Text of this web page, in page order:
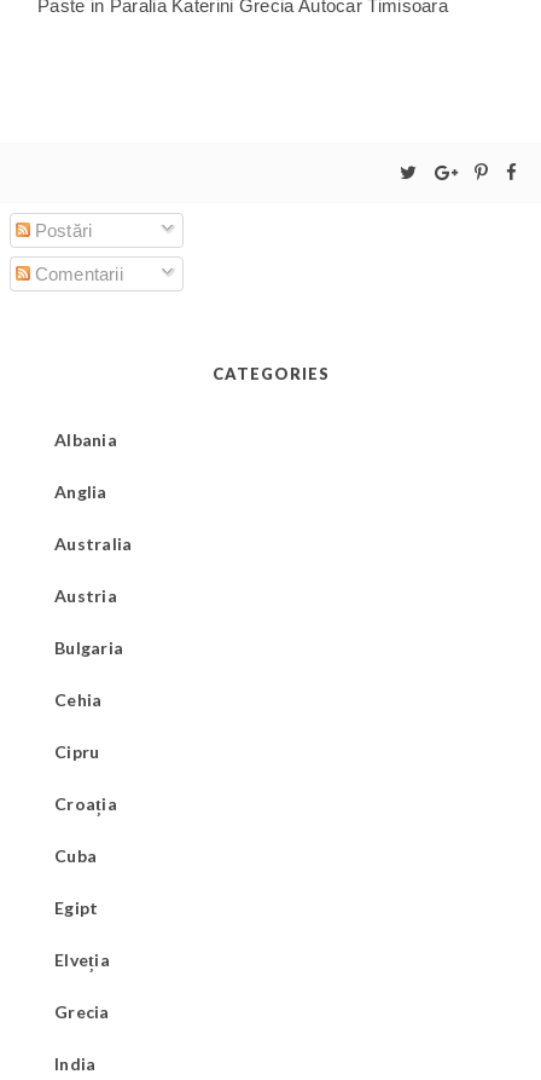
Paste in Paralia Katerini Grecia Autocar Timisoara
Postări
Comentarii
CATEGORIES
Albania
Anglia
Australia
Austria
Bulgaria
Cehia
Cipru
Croația
Cuba
Egipt
Elveția
Grecia
India